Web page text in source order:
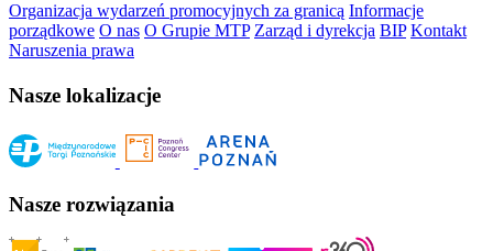
Organizacja wydarzeń promocyjnych za granicą Informacje
porządkowe O nas O Grupie MTP Zarząd i dyrekcja BIP Kontakt
Naruszenia prawa
Nasze lokalizacje
Nasze rozwiązania